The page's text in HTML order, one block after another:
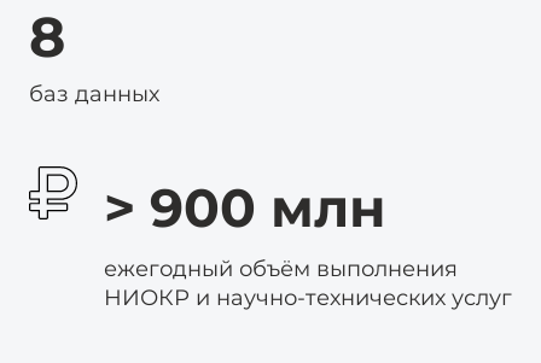
8
баз данных
> 900 млн
ежегодный объём выполнения
НИОКР и научно-технических услуг